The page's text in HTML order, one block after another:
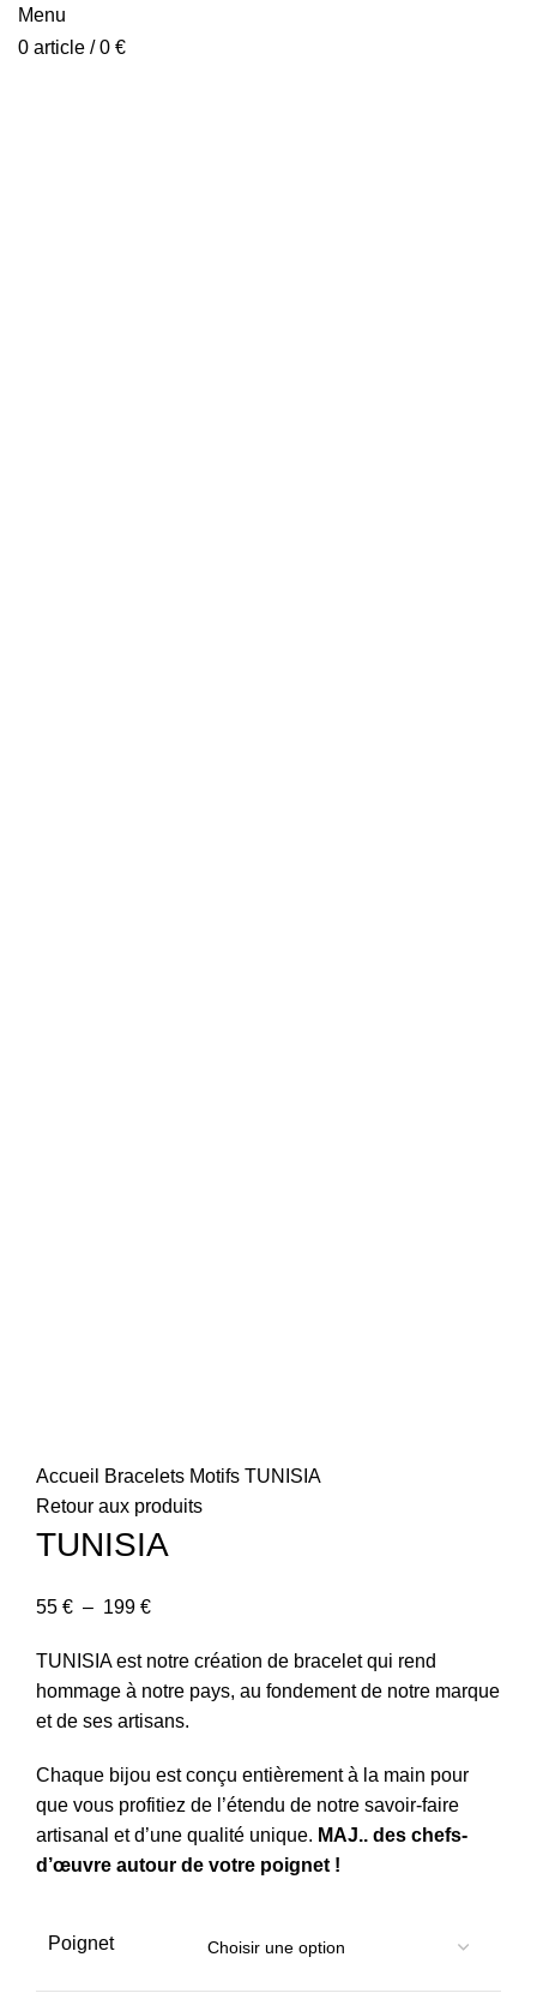
Menu
0 article / 0 €
Accueil Bracelets Motifs TUNISIA
Retour aux produits
TUNISIA
55 € – 199 €
TUNISIA est notre création de bracelet qui rend
hommage à notre pays, au fondement de notre marque
et de ses artisans.
Chaque bijou est conçu entièrement à la main pour
que vous profitiez de l’étendu de notre savoir-faire
artisanal et d’une qualité unique. MAJ.. des chefs-
d’œuvre autour de votre poignet !
Poignet